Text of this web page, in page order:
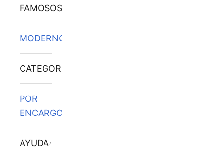
FAMOSOS
MODERNOS
CATEGORÍAS
POR
ENCARGO
AYUDA